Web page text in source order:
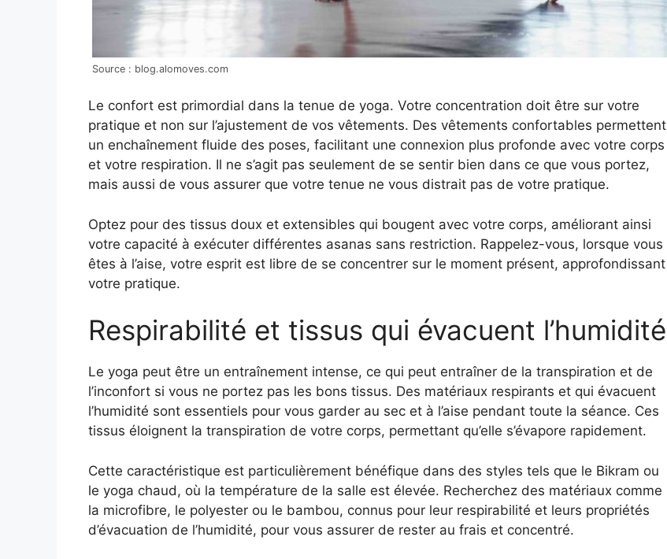
Source : blog.alomoves.com
Le confort est primordial dans la tenue de yoga. Votre concentration doit être sur votre
pratique et non sur l’ajustement de vos vêtements. Des vêtements confortables permettent
un enchaînement fluide des poses, facilitant une connexion plus profonde avec votre corps
et votre respiration. Il ne s’agit pas seulement de se sentir bien dans ce que vous portez,
mais aussi de vous assurer que votre tenue ne vous distrait pas de votre pratique.
Optez pour des tissus doux et extensibles qui bougent avec votre corps, améliorant ainsi
votre capacité à exécuter différentes asanas sans restriction. Rappelez-vous, lorsque vous
êtes à l’aise, votre esprit est libre de se concentrer sur le moment présent, approfondissant
votre pratique.
Respirabilité et tissus qui évacuent l’humidité
Le yoga peut être un entraînement intense, ce qui peut entraîner de la transpiration et de
l’inconfort si vous ne portez pas les bons tissus. Des matériaux respirants et qui évacuent
l’humidité sont essentiels pour vous garder au sec et à l’aise pendant toute la séance. Ces
tissus éloignent la transpiration de votre corps, permettant qu’elle s’évapore rapidement.
Cette caractéristique est particulièrement bénéfique dans des styles tels que le Bikram ou
le yoga chaud, où la température de la salle est élevée. Recherchez des matériaux comme
la microfibre, le polyester ou le bambou, connus pour leur respirabilité et leurs propriétés
d’évacuation de l’humidité, pour vous assurer de rester au frais et concentré.